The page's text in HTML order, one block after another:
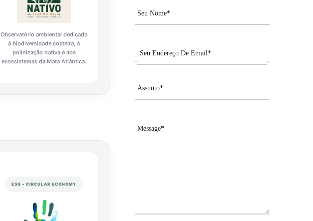
Observatório ambiental dedicado
à biodiversidade costeira, à
polinização nativa e aos
ecossistemas da Mata Atlântica.
ESG • CIRCULAR ECONOMY